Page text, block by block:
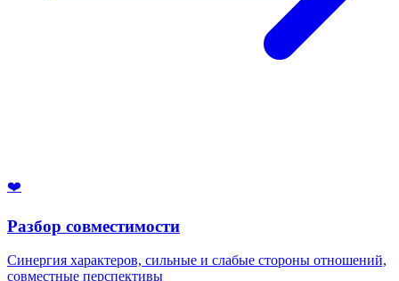
❤️
Разбор совместимости
Синергия характеров, сильные и слабые стороны отношений,
совместные перспективы